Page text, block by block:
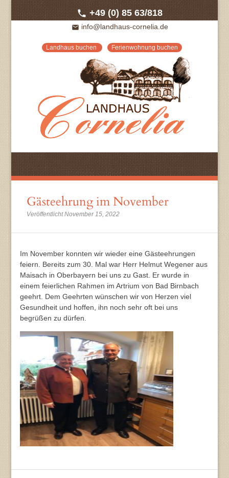
call +49 (0) 85 63/818
email info@landhaus-cornelia.de
Landhaus buchen Ferienwohnung buchen
Gästeehrung im November
Veröffentlicht November 15, 2022
Im November konnten wir wieder eine Gästeehrungen
feiern. Bereits zum 30. Mal war Herr Helmut Wegener aus
Maisach in Oberbayern bei uns zu Gast. Er wurde in
einem feierlichen Rahmen im Artrium von Bad Birnbach
geehrt. Dem Geehrten wünschen wir von Herzen viel
Gesundheit und hoffen, ihn noch sehr oft bei uns
begrüßen zu dürfen.